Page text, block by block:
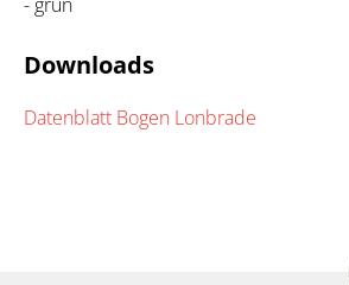
Downloads
Datenblatt Bogen Lonbrade